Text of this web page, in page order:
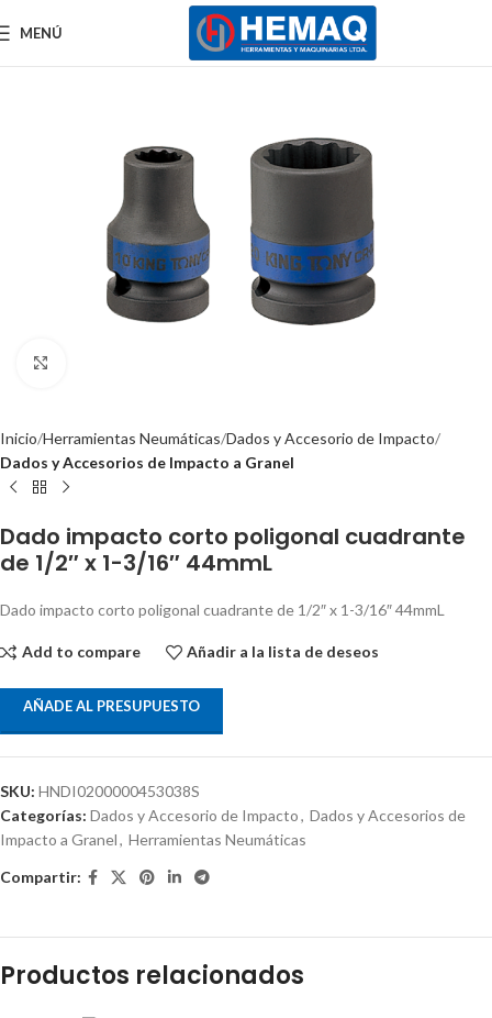
MENÚ
Inicio Herramientas Neumáticas Dados y Accesorio de Impacto
Dados y Accesorios de Impacto a Granel
Dado impacto corto poligonal cuadrante
de 1/2″ x 1-3/16″ 44mmL
Dado impacto corto poligonal cuadrante de 1/2″ x 1-3/16″ 44mmL
Add to compare Añadir a la lista de deseos
AÑADE AL PRESUPUESTO
SKU: HNDI0200000453038S
Categorías: Dados y Accesorio de Impacto, Dados y Accesorios de
Impacto a Granel, Herramientas Neumáticas
Compartir:
Productos relacionados